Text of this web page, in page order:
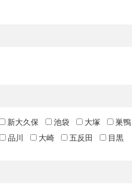
新大久保 池袋 大塚 巣鴨
品川 大崎 五反田 目黒